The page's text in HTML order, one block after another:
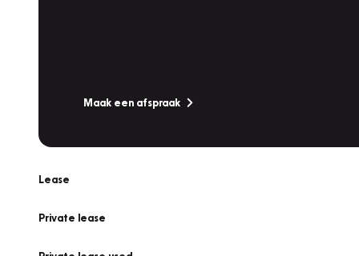
Maak een afspraak
Lease
Private lease